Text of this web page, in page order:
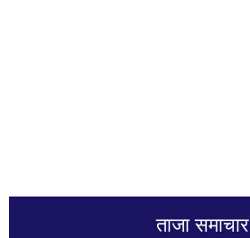
ताजा समाचार